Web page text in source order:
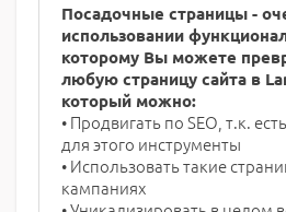
Посадочные страницы -
использовании
которому Вы можете
любую страницу сайта в
который можно:
• Продвигать по SEO, т.к.
для этого инструменты
• Использовать такие
кампаниях